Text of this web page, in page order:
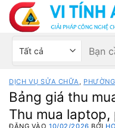
Bỏ
qua
nội
dungChọn
sản
phẩm
Tìm
kiếm:
DỊCH VỤ SỬA CHỮA
Bảng giá thu
Thu mua